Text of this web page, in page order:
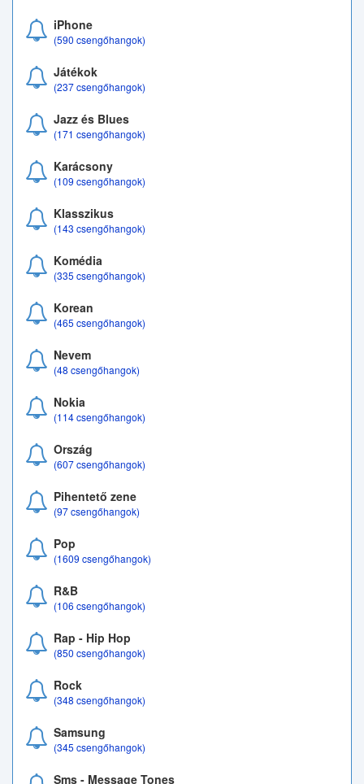
iPhone
(590 csengőhangok)
Játékok
(237 csengőhangok)
Jazz és Blues
(171 csengőhangok)
Karácsony
(109 csengőhangok)
Klasszikus
(143 csengőhangok)
Komédia
(335 csengőhangok)
Korean
(465 csengőhangok)
Nevem
(48 csengőhangok)
Nokia
(114 csengőhangok)
Ország
(607 csengőhangok)
Pihentető zene
(97 csengőhangok)
Pop
(1609 csengőhangok)
R&B
(106 csengőhangok)
Rap - Hip Hop
(850 csengőhangok)
Rock
(348 csengőhangok)
Samsung
(345 csengőhangok)
Sms - Message Tones